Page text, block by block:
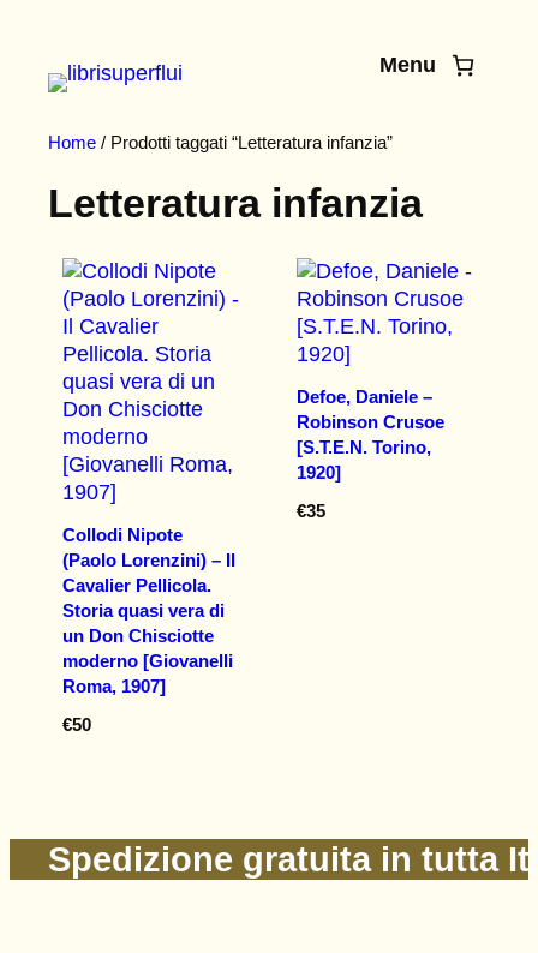
contenuto
Menu
Home / Prodotti taggati “Letteratura infanzia”
Letteratura infanzia
Collodi Nipote
(Paolo Lorenzini) – Il
Cavalier Pellicola.
Storia quasi vera di
un Don Chisciotte
moderno [Giovanelli
Roma, 1907]
€50
Defoe, Daniele –
Robinson Crusoe
[S.T.E.N. Torino,
1920]
€35
Spedizione gratuita in tutta